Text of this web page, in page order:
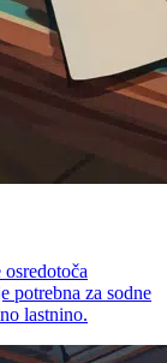
potrebna za sodne
lastnino.